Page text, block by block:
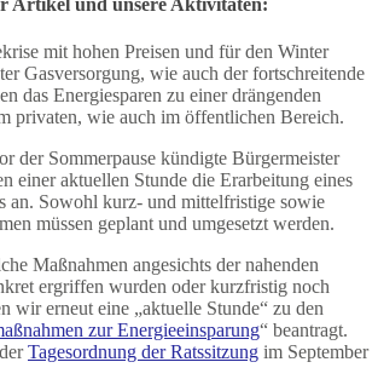
mit hohen Preisen und für den Winter
Gasversorgung, wie auch der fortschreitende
das Energiesparen zu einer drängenden
privaten, wie auch im öffentlichen Bereich.
der Sommerpause kündigte Bürgermeister
einer aktuellen Stunde die Erarbeitung eines
an. Sowohl kurz- und mittelfristige sowie
müssen geplant und umgesetzt werden.
Maßnahmen angesichts der nahenden
ergriffen wurden oder kurzfristig noch
wir erneut eine „aktuelle Stunde“ zu den
zur Energieeinsparung“ beantragt.
Tagesordnung der Ratssitzung im September